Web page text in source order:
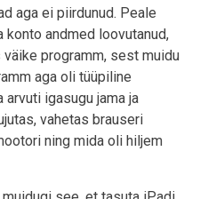
aga ei piirdunud. Peale
konto andmed loovutanud,
programm, sest muidu
aga oli tüüpiline
arvuti igasugu jama ja
vahetas brauseri
ning mida oli hiljem